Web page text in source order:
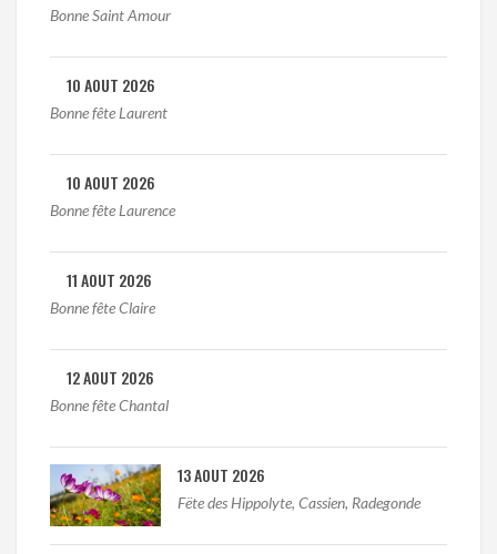
Bonne Saint Amour
10 AOUT 2026
Bonne fête Laurent
10 AOUT 2026
Bonne fête Laurence
11 AOUT 2026
Bonne fête Claire
12 AOUT 2026
Bonne fête Chantal
13 AOUT 2026
Fëte des Hippolyte, Cassien, Radegonde